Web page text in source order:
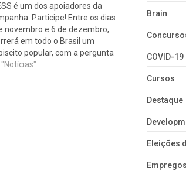
é um dos apoiadores da
Participe! Entre os dias
novembro e 6 de dezembro,
em todo o Brasil um
popular, com a pergunta
concorda com o
"Notícias"
Brain
COVID-19
Cursos
Destaque
Eleições